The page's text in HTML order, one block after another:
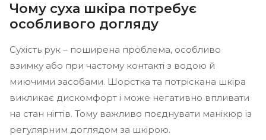
Чому суха шкіра потребує
особливого догляду
Сухість рук – поширена проблема, особливо
взимку або при частому контакті з водою й
миючими засобами. Шорстка та потріскана шкіра
викликає дискомфорт і може негативно впливати
на стан нігтів. Тому важливо поєднувати манікюр із
регулярним доглядом за шкірою.